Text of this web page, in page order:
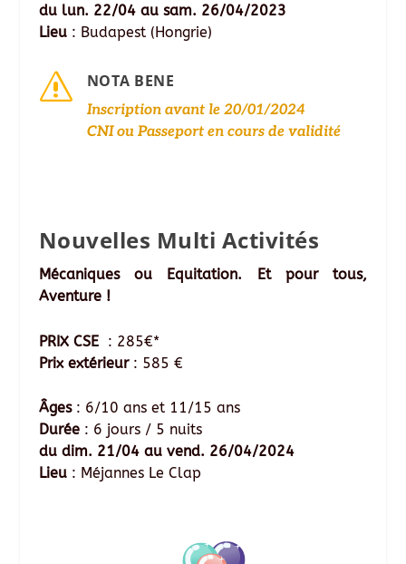
du lun. 22/04 au sam. 26/04/2023
Lieu: Budapest (Hongrie)
s NOTA BENE
Inscription avant le 20/01/2024
CNI ou Passeport en cours de validité
Nouvelles Multi Activités
Mécaniques ou Equitation. Et pour tous,
Aventure !
PRIX CSE: 285€*
Prix extérieur: 585 €
Âges: 6/10 ans et 11/15 ans
Durée: 6 jours / 5 nuits
du dim. 21/04 au vend. 26/04/2024
Lieu: Méjannes Le Clap